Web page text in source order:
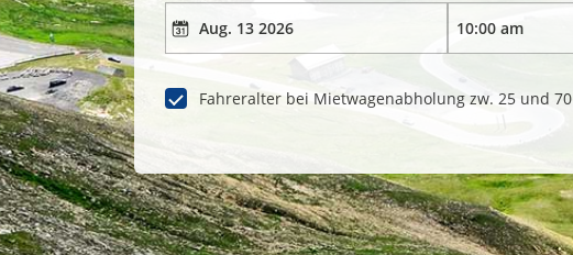
Fahreralter bei Mietwagenabholung zw. 25 und 70